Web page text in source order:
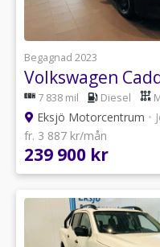
Begagnad 2023
7 838 mil Diesel
Eksjö Motorcentrum •
fr. 3 887 kr/mån
239 900 kr